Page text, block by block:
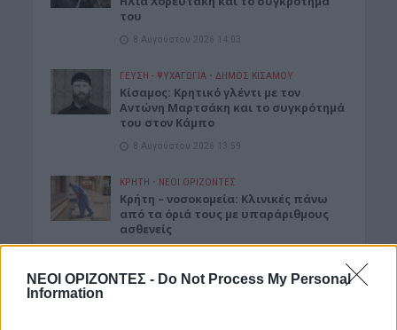
ΝΕΟΙ ΟΡΙΖΟΝΤΕΣ - Do Not Process My Personal
Information
του
8 Αυγούστου 2026 14:03
ΓΕΎΣΗ - ΨΥΧΑΓΩΓΊΑ • ΔΉΜΟΣ ΚΙΣΆΜΟΥ
Kίσαμος: Κρητικό γλέντι με τον
Αντώνη Μαρτσάκη και το συγκρότημά
του στον Κάμπο
8 Αυγούστου 2026 13:59
ΚΡΗΤΗ • ΝΕΟΙ ΟΡΙΖΟΝΤΕΣ
Κρήτη – νοσοκομεία: Κλινικές πάνω
από τα όριά τους με υπαράριθμους
ασθενείς
ΚΡΗΤΗ ΠΑΙΔΕΙΑ - ΕΚΠΑΙΔΕΥΣΗ